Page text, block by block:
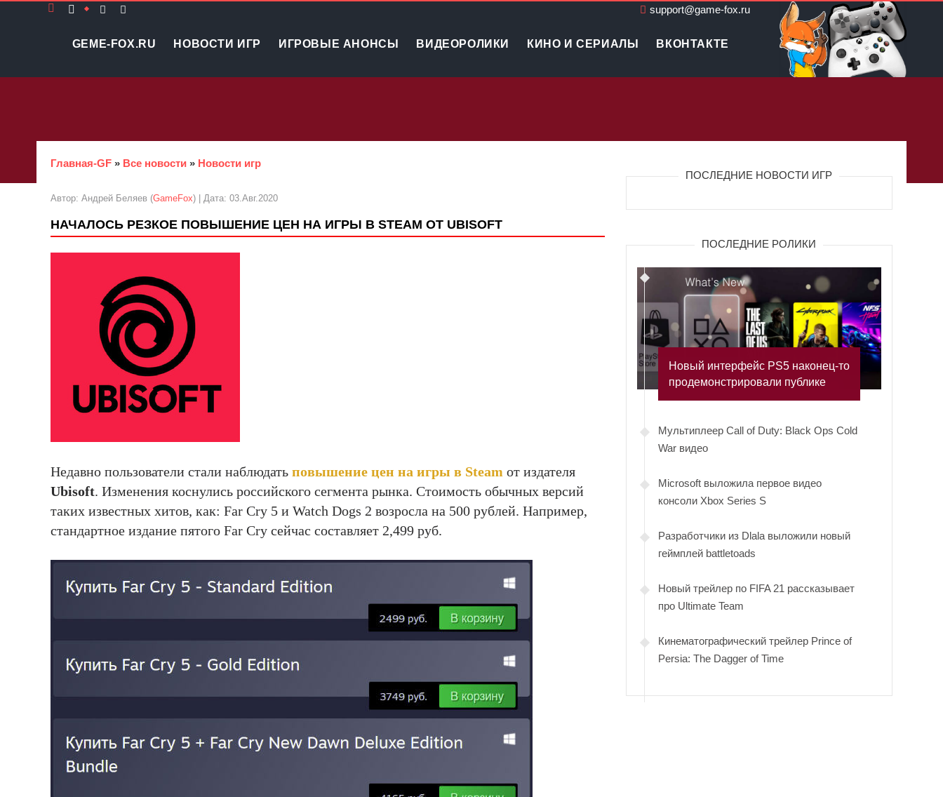
support@game-fox.ru
GEME-FOX.RU НОВОСТИ ИГР ИГРОВЫЕ АНОНСЫ ВИДЕОРОЛИКИ КИНО И СЕРИАЛЫ ВКОНТАКТЕ
Главная-GF » Все новости » Новости игр
Автор: Андрей Беляев (GameFox) | Дата: 03.Авг.2020
НАЧАЛОСЬ РЕЗКОЕ ПОВЫШЕНИЕ ЦЕН НА ИГРЫ В STEAM ОТ UBISOFT
Недавно пользователи стали наблюдать повышение цен на игры в Steam от издателя
Ubisoft. Изменения коснулись российского сегмента рынка. Стоимость обычных версий
таких известных хитов, как: Far Cry 5 и Watch Dogs 2 возросла на 500 рублей. Например,
стандартное издание пятого Far Cry сейчас составляет 2,499 руб.
ПОСЛЕДНИЕ НОВОСТИ ИГР
ПОСЛЕДНИЕ РОЛИКИ
Новый интерфейс PS5 наконец-то
продемонстрировали публике
Мультиплеер Call of Duty: Black Ops Cold
War видео
Microsoft выложила первое видео
консоли Xbox Series S
Разработчики из Dlala выложили новый
геймплей battletoads
Новый трейлер по FIFA 21 рассказывает
про Ultimate Team
Кинематографический трейлер Prince of
Persia: The Dagger of Time